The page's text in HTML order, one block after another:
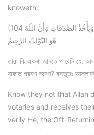
knoweth.
(104 أَلَمْ يَعْلَمُواْ أَنَّ اللّهَ هُوَ يَقْبَلُ التَّوْبَةَ عَنْ عِبَادِهِ وَيَأْخُذُ الصَّدَقَاتِ وَأَنَّ اللّهَ
هُوَ التَّوَّابُ الرَّحِيمُ
তারা কি একথা জানতে পারেনি যে,
যাকাত গ্রহণ করেন? বস্তুতঃ
Know they not that Allah
votaries and receives
verily He, the Oft-